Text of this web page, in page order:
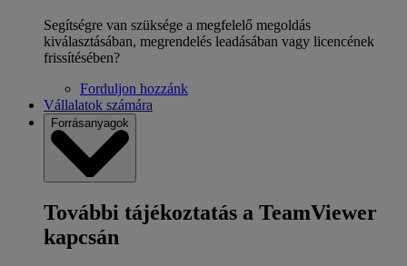
Segítségre van szüksége a megfelelő megoldás
kiválasztásában, megrendelés leadásában vagy licencének
frissítésében?
Forduljon hozzánk
Vállalatok számára
Forrásanyagok
További tájékoztatás a TeamViewer
kapcsán